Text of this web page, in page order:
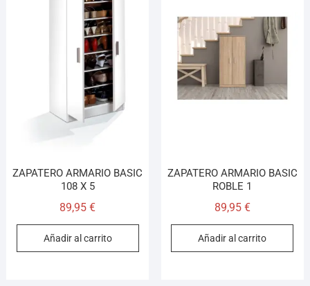
ZAPATERO ARMARIO BASIC
108 X 5
89,95€
Añadir al carrito
ZAPATERO ARMARIO BASIC
ROBLE 1
89,95 €
Añadir al carrito